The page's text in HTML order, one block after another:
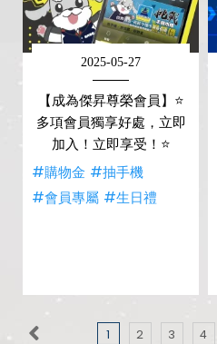
2025-05-27
【成為傑昇尊榮會員】⭐
多項會員獨享好處，立即
加入！立即享受！⭐
#購物金 #抽手機
#會員專屬 #生日禮
1 2 3 4